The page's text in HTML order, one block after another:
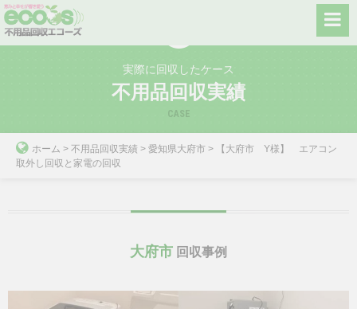
Skip
to
実際に回収したケース
不用品回収実績
CASE
ホーム > 不用品回収実績 > 愛知県大府市 >
【大府市 Y様】 エアコン
取外し回収と家電の回収
大府市 回収事例